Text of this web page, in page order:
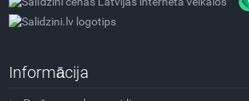
Informācija